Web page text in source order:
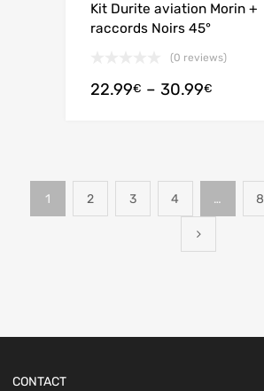
Kit Durite aviation Morin +
raccords Noirs 45°
(0 reviews)
22.99€ – 30.99€
1 2 3 4 … 8
CONTACT